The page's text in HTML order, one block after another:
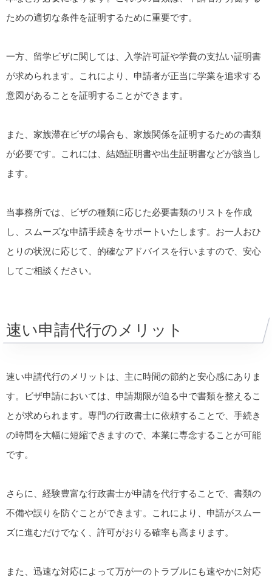
ための適切な条件を証明するために重要です。
一方、留学ビザに関しては、入学許可証や学費の支払い証明書
が求められます。これにより、申請者が正当に学業を追求する
意図があることを証明することができます。
また、家族滞在ビザの場合も、家族関係を証明するための書類
が必要です。これには、結婚証明書や出生証明書などが該当し
ます。
当事務所では、ビザの種類に応じた必要書類のリストを作成
し、スムーズな申請手続きをサポートいたします。お一人おひ
とりの状況に応じて、的確なアドバイスを行いますので、安心
してご相談ください。
速い申請代行のメリット
速い申請代行のメリットは、主に時間の節約と安心感にありま
す。ビザ申請においては、申請期限が迫る中で書類を整えるこ
とが求められます。専門の行政書士に依頼することで、手続き
の時間を大幅に短縮できますので、本業に専念することが可能
です。
さらに、経験豊富な行政書士が申請を代行することで、書類の
不備や誤りを防ぐことができます。これにより、申請がスムー
ズに進むだけでなく、許可がおりる確率も高まります。
また、迅速な対応によって万が一のトラブルにも速やかに対応